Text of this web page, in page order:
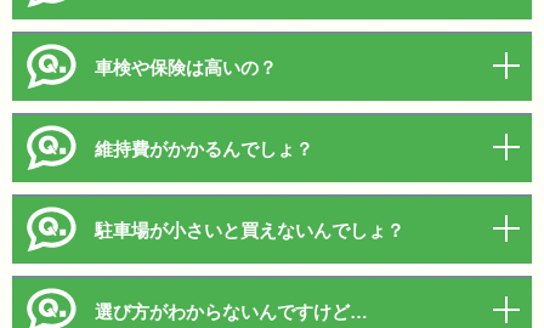
車検や保険は高いの？
維持費がかかるんでしょ？
駐車場が小さいと買えないんでしょ？
選び方がわからないんですけど…